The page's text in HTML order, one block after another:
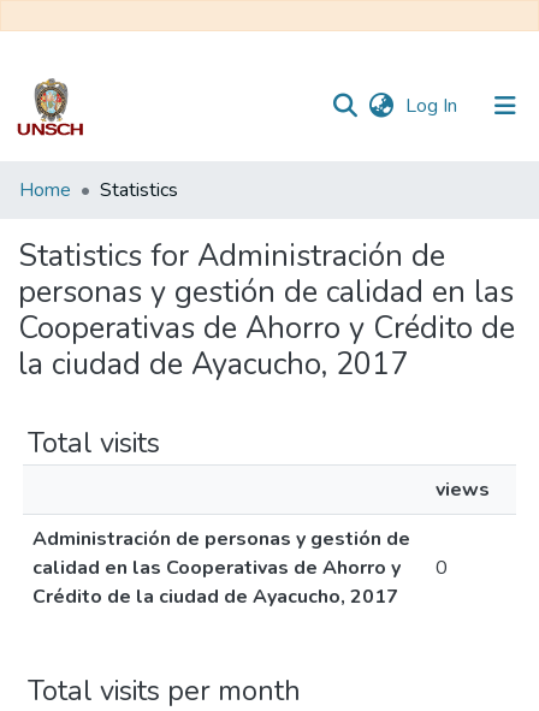
Log In (current)
Communities
Collections
All of DSpace
Home Statistics
Statistics for Administración de
personas y gestión de calidad en las
Cooperativas de Ahorro y Crédito de
la ciudad de Ayacucho, 2017
Total visits
views
Administración de personas y gestión de
calidad en las Cooperativas de Ahorro y
Crédito de la ciudad de Ayacucho, 2017
0
Total visits per month